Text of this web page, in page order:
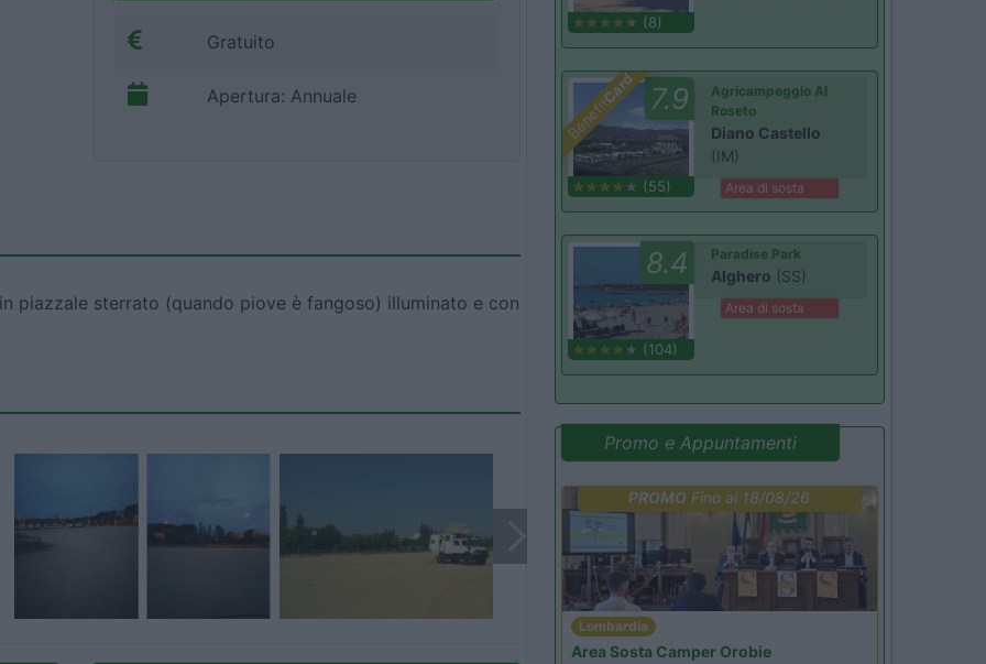
Gratuito
Apertura: Annuale
piazzale sterrato (quando piove è fangoso) illuminato e con
(8)
Benefit
Card 7.9
(55)
Agricampeggio Al
Roseto
Diano Castello
(IM)
Area di sosta
8.4
(104)
Paradise Park
Alghero (SS)
Area di sosta
Promo e Appuntamenti
PROMO Fino al 18/08/26
Lombardia
Area Sosta Camper Orobie